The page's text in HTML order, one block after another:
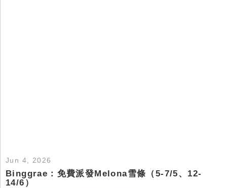
Jun 4, 2026
Binggrae：免費派發Melona雪條（5-7/5、12-
14/6）